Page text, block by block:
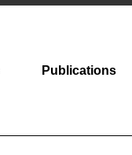
Publications